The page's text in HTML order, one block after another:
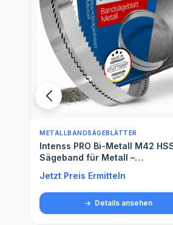
BANDSÄGEBLÄTTER FÜR WEICHHOLZ
Uddeholm
Jetzt Preis Ermitteln
Details ansehen